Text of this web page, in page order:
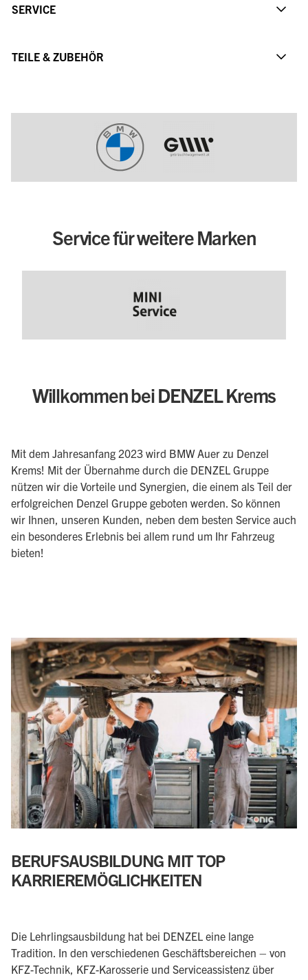
SERVICE
TEILE & ZUBEHÖR
Service für weitere Marken
Willkommen bei DENZEL Krems
Mit dem Jahresanfang 2023 wird BMW Auer zu Denzel
Krems! Mit der Übernahme durch die DENZEL Gruppe
nützen wir die Vorteile und Synergien, die einem als Teil der
erfolgreichen Denzel Gruppe geboten werden. So können
wir Ihnen, unseren Kunden, neben dem besten Service auch
ein besonderes Erlebnis bei allem rund um Ihr Fahrzeug
bieten!
BERUFSAUSBILDUNG MIT TOP
KARRIEREMÖGLICHKEITEN
Die Lehrlingsausbildung hat bei DENZEL eine lange
Tradition. In den verschiedenen Geschäftsbereichen – von
KFZ-Technik, KFZ-Karosserie und Serviceassistenz über